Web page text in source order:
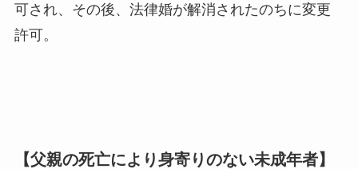
可され、その後、法律婚が解消されたのちに変更
許可。
【父親の死亡により身寄りのない未成年者】